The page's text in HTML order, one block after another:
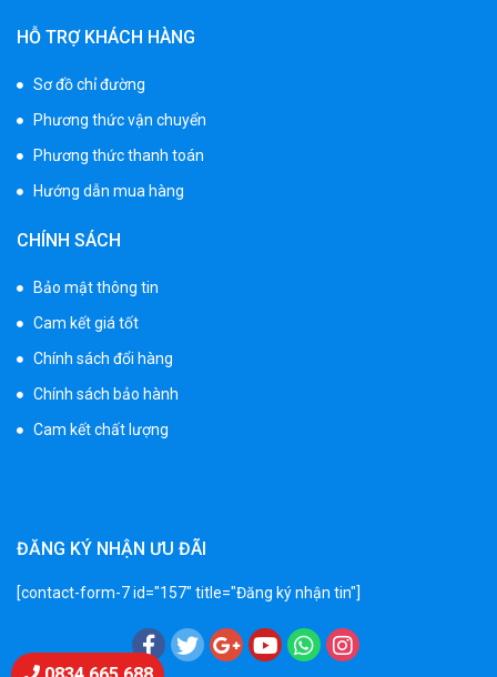
520.000 ₫
750.000 ₫
Xe máy điện trẻ em vecpa XW02
1.250.000 ₫
1.250.000 ₫
950.000 ₫
1.250.000 ₫
HỖ TRỢ KHÁCH HÀNG
Sơ đồ chỉ đường
Phương thức vận chuyển
Phương thức thanh toán
Hướng dẫn mua hàng
CHÍNH SÁCH
Bảo mật thông tin
Cam kết giá tốt
Chính sách đổi hàng
Chính sách bảo hành
Cam kết chất lượng
ĐĂNG KÝ NHẬN ƯU ĐÃI
[contact-form-7 id="157" title="Đăng ký nhận tin"]
Chat Zalo